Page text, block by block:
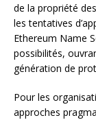
de la propriété
les tentatives
Ethereum Name
possibilités,
génération de
Pour les
approches